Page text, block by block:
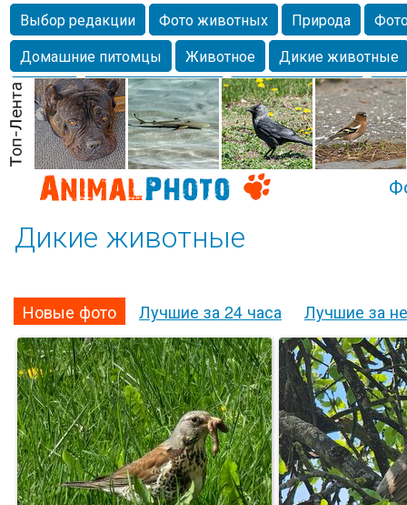
Выбор редакции Фото животных Природа
Домашние питомцы
Животное
Дикие животные
Собаки
Alexanderandronik Млекопитающие
Морда
Собачка Осень Портрет
Домашние
Насекомое
Коты Lebert Дикие птицы Утка
Дикие животные
Новые фото Лучшие за 24 часа Лучшие за